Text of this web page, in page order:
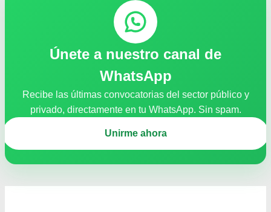
Únete a nuestro canal de
WhatsApp
Recibe las últimas convocatorias del sector público y
privado, directamente en tu WhatsApp. Sin spam.
Unirme ahora